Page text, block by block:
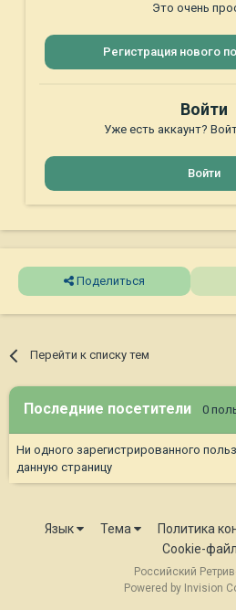
Это очень
Регистрация нового
Войти
Уже есть аккаунт?
Войти
Поделиться
Перейти к списку тем
Последние посетители 0
Ни одного зарегистрированного
данную страницу
Язык Тема
Политика
Cookie-
Российский
Powered by Invision